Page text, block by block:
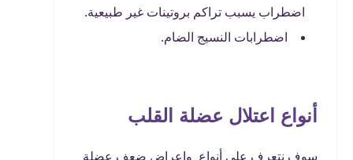
اضطراب يسبب تراكم بروتينات غير طبيعية.
اضطرابات النسيج الضام.
أنواع اعتلال عضلة القلب
سوف نتعرف على أنواع واعراض ضعف عضلة